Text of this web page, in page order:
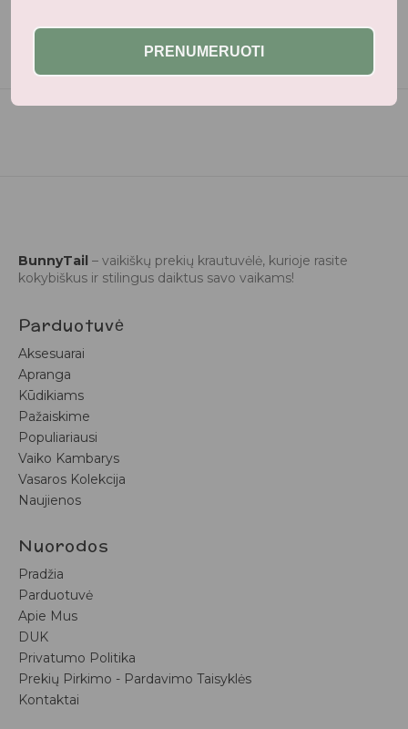
BunnyTail – vaikiškų prekių krautuvėlė, kurioje rasite
kokybiškus ir stilingus daiktus savo vaikams!
Parduotuvė
Aksesuarai
Apranga
Kūdikiams
Pažaiskime
Populiariausi
Vaiko Kambarys
Vasaros Kolekcija
Naujienos
Nuorodos
Pradžia
Parduotuvė
Apie Mus
DUK
Privatumo Politika
Prekių Pirkimo - Pardavimo Taisyklės
Kontaktai
PRENUMERUOTI